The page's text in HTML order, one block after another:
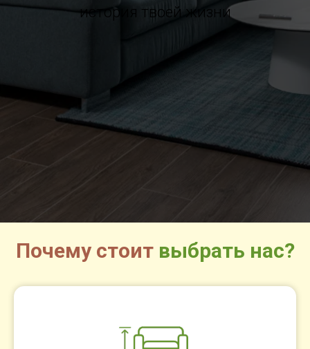
история твоей жизни
Почему стоит выбрать нас?